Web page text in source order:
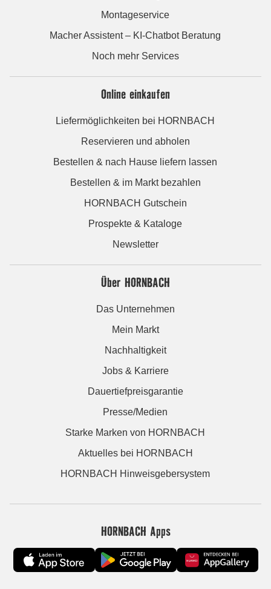
Montageservice
Macher Assistent – KI-Chatbot Beratung
Noch mehr Services
Online einkaufen
Liefermöglichkeiten bei HORNBACH
Reservieren und abholen
Bestellen & nach Hause liefern lassen
Bestellen & im Markt bezahlen
HORNBACH Gutschein
Prospekte & Kataloge
Newsletter
Über HORNBACH
Das Unternehmen
Mein Markt
Nachhaltigkeit
Jobs & Karriere
Dauertiefpreisgarantie
Presse/Medien
Starke Marken von HORNBACH
Aktuelles bei HORNBACH
HORNBACH Hinweisgebersystem
HORNBACH Apps